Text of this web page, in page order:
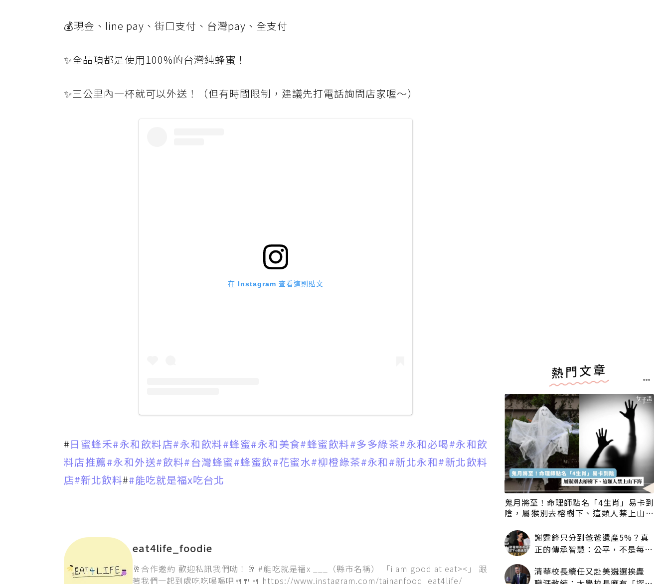
💰現金、line pay、街口支付、台灣pay、全支付
✨全品項都是使用100%的台灣純蜂蜜！
✨三公里內一杯就可以外送！（但有時間限制，建議先打電話詢問店家喔～）
在 Instagram 查看這則貼文
#日蜜蜂禾#永和飲料店#永和飲料#蜂蜜#永和美食#蜂蜜飲料#多多綠茶#永和必喝#永和飲
料店推薦#永和外送#飲料#台灣蜂蜜#蜂蜜飲#花蜜水#柳橙綠茶#永和#新北永和#新北飲料
店#新北飲料##能吃就是福x吃台北
eat4life_foodie
🥂合作邀約 歡迎私訊我們呦！🥂 #能吃就是福x ___（縣市名稱） 「i am good at eat><」 跟
著我們一起到處吃吃喝喝吧🍴🍴🍴 https://www.instagram.com/tainanfood_eat4life/
熱門文章
鬼月將至！命理師點名「4生肖」易卡到
陰，屬猴別去榕樹下、這類人禁上山下
謝霆鋒只分到爸爸遺產5%？真
正的傳承智慧：公平，不是每個
清華校長續任又赴美遴選挨轟